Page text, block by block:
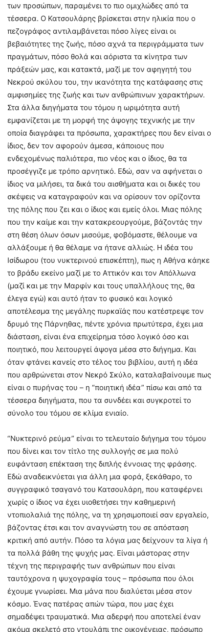
των προσώπων, παραμένει το πιο ομιχλώδες από τα
τέσσερα. Ο Κατσουλάρης βρίσκεται στην ηλικία που ο
πεζογράφος αντιλαμβάνεται πόσο λίγες είναι οι
βεβαιότητες της ζωής, πόσο αχνά τα περιγράμματα των
πραγμάτων, πόσο θολά και αόριστα τα κίνητρα των
πράξεών μας, και κατακτά, μαζί με τον αφηγητή του
Νεκρού σκύλου του, την ικανότητα της κατάφασης στις
αμφισημίες της ζωής και των ανθρώπινων χαρακτήρων.
Στα άλλα διηγήματα του τόμου η ωριμότητα αυτή
εμφανίζεται με τη μορφή της άψογης τεχνικής με την
οποία διαγράφει τα πρόσωπα, χαρακτήρες που δεν είναι ο
ίδιος, δεν τον αφορούν άμεσα, κάποιους που
ενδεχομένως παλιότερα, πιο νέος και ο ίδιος, θα τα
προσέγγιζε με τρόπο αρνητικό. Εδώ, σαν να αφήνεται ο
ίδιος να μιλήσει, τα δικά του αισθήματα και οι δικές του
σκέψεις να καταγραφούν και να ορίσουν τον ορίζοντα
της πόλης που ζει και ο ίδιος και εμείς όλοι. Μιας πόλης
που την καίμε και την κατακρεουργούμε, βάζοντάς την
στη θέση όλων όσων μισούμε, φοβόμαστε, θέλουμε να
αλλάξουμε ή θα θέλαμε να ήτανε αλλιώς. Η ιδέα του
Ισίδωρου (του νυκτερινού επισκέπτη), πως η Αθήνα κάηκε
το βράδυ εκείνο μαζί με το Αττικόν και τον Απόλλωνα
(μαζί και με την Μαρφίν και τους υπαλλήλους της, θα
έλεγα εγώ) και αυτό ήταν το φυσικό και λογικό
αποτέλεσμα της μεγάλης πυρκαϊάς που κατέστρεψε τον
δρυμό της Πάρνηθας, πέντε χρόνια πρωτύτερα, έχει μια
διάσταση, είναι ένα επιχείρημα τόσο λογικό όσο και
ποιητικό, που λειτουργεί άψογα μέσα στο διήγημα. Και
όταν φτάνει κανείς στο τέλος του βιβλίου, αυτή η ιδέα
που αρθρώνεται στον Νεκρό Σκύλο, καταλαβαίνουμε πως
είναι ο πυρήνας του – η “ποιητική ιδέα” πίσω και από τα
τέσσερα διηγήματα, που τα συνδέει και συγκροτεί το
σύνολο του τόμου σε κλίμα ενιαίο.
“Νυκτερινό ρεύμα” είναι το τελευταίο διήγημα του τόμου
που δίνει και τον τίτλο της συλλογής σε μια πολύ
ευφάνταση επέκταση της διπλής έννοιας της φράσης.
Εδώ αναδεικνύεται για άλλη μια φορά, ξεκάθαρο, το
συγγραφικό τσαγανό του Κατσουλάρη, που καταφέρνει
χωρίς ο ίδιος να έχει υιοθετήσει την καθημερινή
ντοπιολαλιά της πόλης, να τη χρησιμοποιεί σαν εργαλείο,
βάζοντας έτσι και τον αναγνώστη του σε απόσταση
κριτική από αυτήν. Πόσο τα λόγια μας δείχνουν τα λίγα ή
τα πολλά βάθη της ψυχής μας. Είναι μάστορας στην
τέχνη της περιγραφής των ανθρώπων που είναι
ταυτόχρονα η ψυχογραφία τους – πρόσωπα που όλοι
έχουμε γνωρίσει. Μια μάνα που διαλύεται μέσα στον
κόσμο. Ένας πατέρας απών τώρα, που μας έχει
σημαδέψει τραυματικά. Μια αδερφή που αποτελεί έναν
ακόμα σκελετό στο ντουλάπι της οικογένειας, πρόσωπο